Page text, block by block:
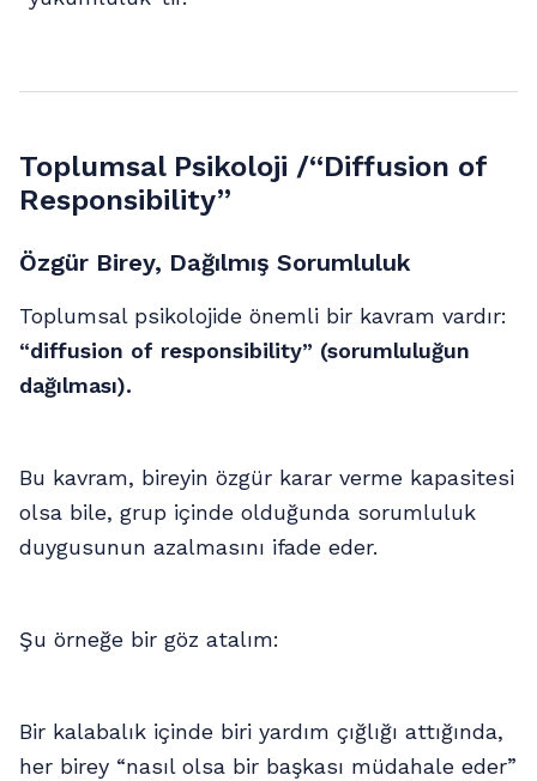
Toplumsal Psikoloji /“Diffusion of
Responsibility”
Özgür Birey, Dağılmış Sorumluluk
Toplumsal psikolojide önemli bir kavram vardır:
“diffusion of responsibility” (sorumluluğun
dağılması).
Bu kavram, bireyin özgür karar verme kapasitesi
olsa bile, grup içinde olduğunda sorumluluk
duygusunun azalmasını ifade eder.
Şu örneğe bir göz atalım:
Bir kalabalık içinde biri yardım çığlığı attığında,
her birey “nasıl olsa bir başkası müdahale eder”